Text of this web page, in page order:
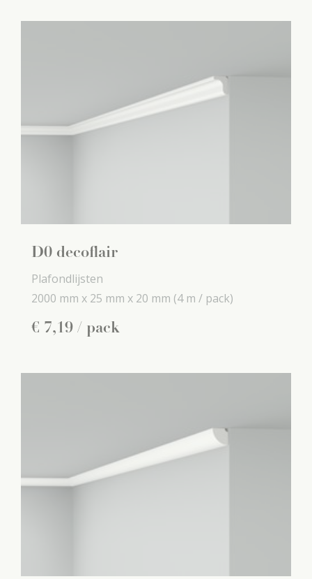
D0 decoflair
Plafondlijsten
2000 mm x 25 mm x 20 mm (4 m / pack)
€ 7,19 / pack